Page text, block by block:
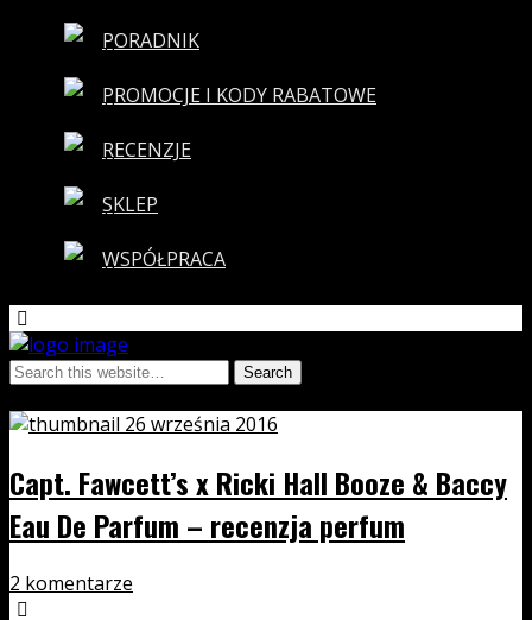
PORADNIK
PROMOCJE I KODY RABATOWE
RECENZJE
SKLEP
WSPÓŁPRACA
26 września 2016
Capt. Fawcett’s x Ricki Hall Booze & Baccy
Eau De Parfum – recenzja perfum
2 komentarze